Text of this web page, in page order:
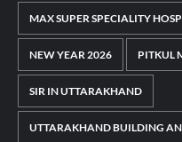
MAX SUPER SPECIALITY
NEW YEAR 2026 PITKUL
SIR IN UTTARAKHAND
UTTARAKHAND BUILDING